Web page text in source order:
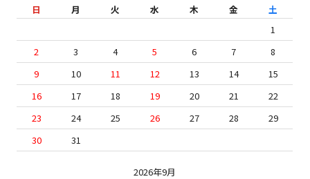
日
月 火 水 木 金
土
1
2
3 4 5 6 7
8
9
10 11 12 13 14
15
16
17 18 19 20 21
22
23
24 25 26 27 28
29
30
31
2026年9月